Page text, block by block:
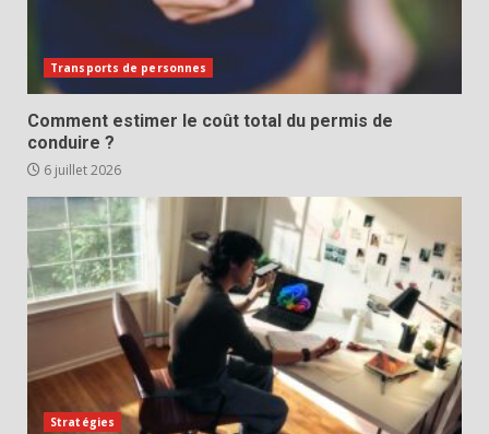
Transports de personnes
Comment estimer le coût total du permis de
conduire ?
6 juillet 2026
Stratégies